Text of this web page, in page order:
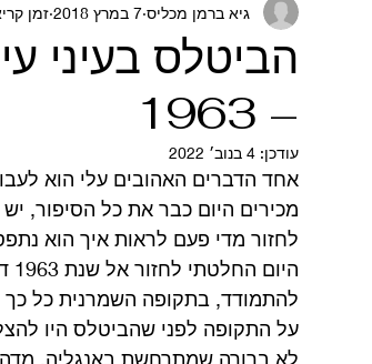
Please Please Me
With The Beatles
Rubber Soul
Revolver
The Beatles - White Album
קאברים סרטים
הביטלס בעיני
– 1963
גיא ברמן מכליס 7 במרץ 2018 זמן קריאה 5
עודכן: 4 בנוב׳ 2022
אחד הדברים האהובים עלי הוא
מכירים היום כבר את כל הסיפור,
לחזור מדי פעם לראות איך הוא
להתמודד, בתקופה השמרנית כל כך
על התקופה לפני שהביטלס היו
לא ברורה שמתרחשת באנגליה.